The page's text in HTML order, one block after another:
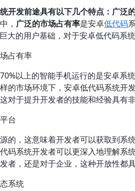
开发前途具有以下几个特点：广泛
，广泛的市场占有率是安卓低代码
大的用户基础，对于安卓低代码系
占有率
以上的智能手机运行的是安卓系
的市场环境下，安卓低代码系统开
对于提升开发者的技能和经验具有非
台
的，这意味着开发者可以获取到系
码系统开发者可以更深入地理解系
者，还是对于企业，这种开放性都
系统